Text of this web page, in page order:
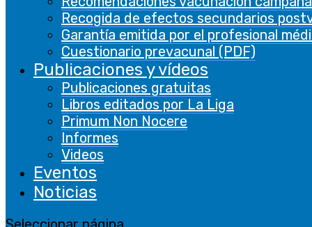
Recogida de efectos secundarios
Garantía emitida por el profesional
Cuestionario prevacunal (PDF)
Publicaciones y vídeos
Publicaciones gratuitas
Libros editados por La Liga
Primum Non Nocere
Informes
Videos
Eventos
Noticias
número de visitantes, la tasa de rebote, la
fuente de tráfico, etc.
Otras
Otras cookies no categorizadas son las que se
están analizando y aún no se han clasificado en
una categoría.
GUARDAR Y ACEPTAR